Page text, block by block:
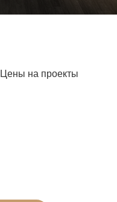
Цены на проекты